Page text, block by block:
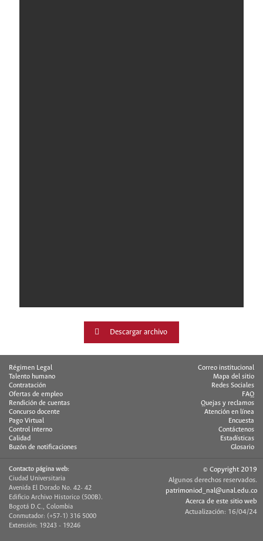
Descargar archivo
Régimen Legal
Talento humano
Contratación
Ofertas de empleo
Rendición de cuentas
Concurso docente
Pago Virtual
Control interno
Calidad
Buzón de notificaciones
Correo institucional
Mapa del sitio
Redes Sociales
FAQ
Quejas y reclamos
Atención en línea
Encuesta
Contáctenos
Estadísticas
Glosario
Contacto página web:
Ciudad Universitaria
Avenida El Dorado No. 42- 42
Edificio Archivo Historico (500B).
Bogotá D.C., Colombia
Conmutador: (+57-1) 316 5000
Extensión: 19243 - 19246
© Copyright 2019
Algunos derechos reservados.
patrimoniod_nal@unal.edu.co
Acerca de este sitio web
Actualización: 16/04/24